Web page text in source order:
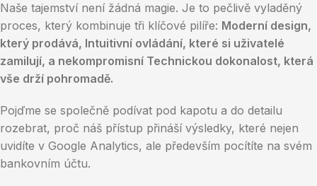
Naše tajemství není žádná magie. Je to pečlivě vyladěný
proces, který kombinuje tři klíčové pilíře: Moderní design,
který prodává, Intuitivní ovládání, které si uživatelé
zamilují, a nekompromisní Technickou dokonalost, která
vše drží pohromadě.
Pojďme se společně podívat pod kapotu a do detailu
rozebrat, proč náš přístup přináší výsledky, které nejen
uvidíte v Google Analytics, ale především pocítíte na svém
bankovním účtu.